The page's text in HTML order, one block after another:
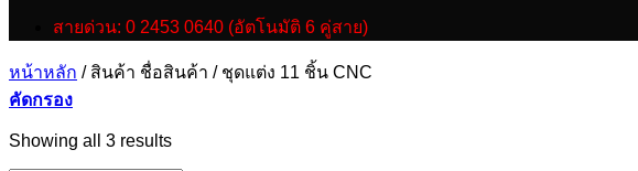
สายด่วน: 0 2453 0640 (อัตโนมัติ 6 คู่สาย)
หน้าหลัก /สินค้า ชื่อสินค้า /ชุดแต่ง 11 ชิ้น CNC
คัดกรอง
Showing all 3 results